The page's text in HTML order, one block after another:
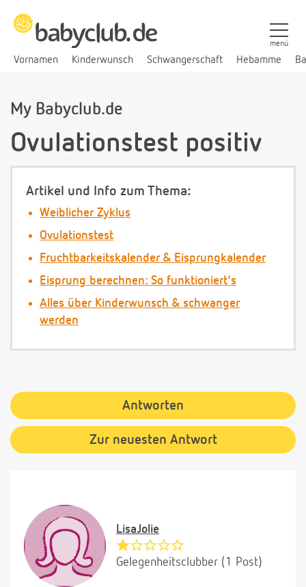
Vornamen Kinderwunsch Schwangerschaft Hebamme
menü
My Babyclub.de
Ovulationstest positiv
Artikel und Info zum Thema:
Weiblicher Zyklus
Ovulationstest
Fruchtbarkeitskalender & Eisprungkalender
Eisprung berechnen: So funktioniert's
Alles über Kinderwunsch & schwanger
werden
Antworten
Zur neuesten Antwort
LisaJolie
Gelegenheitsclubber (1 Post)